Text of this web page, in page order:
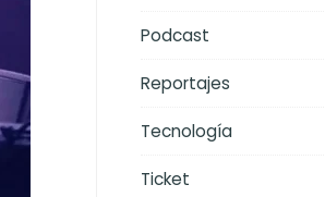
Podcast
Reportajes
Tecnología
Ticket